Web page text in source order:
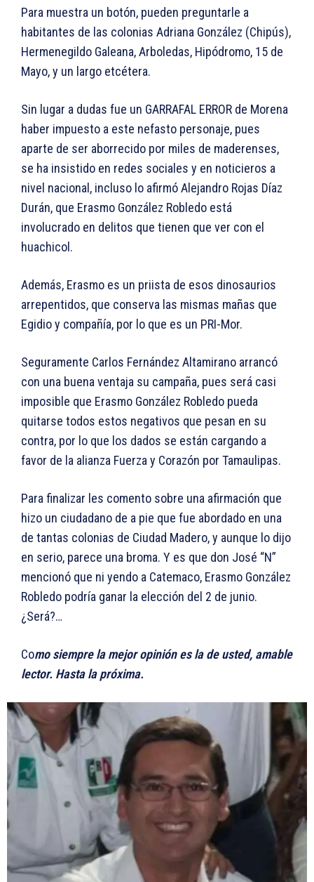
Para muestra un botón, pueden preguntarle a
habitantes de las colonias Adriana González (Chipús),
Hermenegildo Galeana, Arboledas, Hipódromo, 15 de
Mayo, y un largo etcétera.
Sin lugar a dudas fue un GARRAFAL ERROR de Morena
haber impuesto a este nefasto personaje, pues
aparte de ser aborrecido por miles de maderenses,
se ha insistido en redes sociales y en noticieros a
nivel nacional, incluso lo afirmó Alejandro Rojas Díaz
Durán, que Erasmo González Robledo está
involucrado en delitos que tienen que ver con el
huachicol.
Además, Erasmo es un priista de esos dinosaurios
arrepentidos, que conserva las mismas mañas que
Egidio y compañía, por lo que es un PRI-Mor.
Seguramente Carlos Fernández Altamirano arrancó
con una buena ventaja su campaña, pues será casi
imposible que Erasmo González Robledo pueda
quitarse todos estos negativos que pesan en su
contra, por lo que los dados se están cargando a
favor de la alianza Fuerza y Corazón por Tamaulipas.
Para finalizar les comento sobre una afirmación que
hizo un ciudadano de a pie que fue abordado en una
de tantas colonias de Ciudad Madero, y aunque lo dijo
en serio, parece una broma. Y es que don José “N”
mencionó que ni yendo a Catemaco, Erasmo González
Robledo podría ganar la elección del 2 de junio.
¿Será?…
Como siempre la mejor opinión es la de usted, amable
lector. Hasta la próxima.